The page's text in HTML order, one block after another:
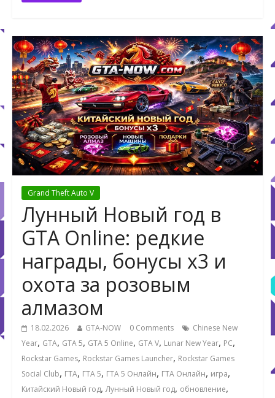
Grand Theft Auto V
Лунный Новый год в
GTA Online: редкие
награды, бонусы x3 и
охота за розовым
алмазом
18.02.2026 GTA-NOW 0 Comments
Chinese New
Year, GTA, GTA 5, GTA 5 Online, GTA V, Lunar New Year, PC,
Rockstar Games, Rockstar Games Launcher, Rockstar Games
Social Club, ГТА, ГТА 5, ГТА 5 Онлайн, ГТА Онлайн, игра,
Китайский Новый год,Лунный Новый год, обновление,